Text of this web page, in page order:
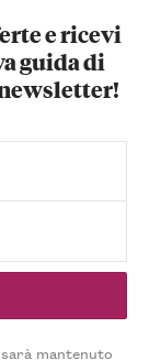
e ricevi
guida di
mantenuto